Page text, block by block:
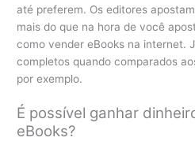
até preferem. Os editores
mais do que na hora de você
como vender eBooks na internet.
completos quando comparados
por exemplo.
É possível ganhar
eBooks?